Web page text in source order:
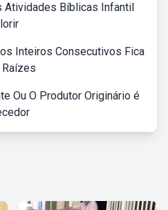
Atividades Bíblicas Infantil
Inteiros Consecutivos Fica
Ou O Produtor Originário é